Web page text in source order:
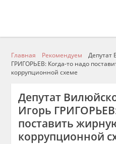
Главная Рекомендуем
Депутат
ГРИГОРЬЕВ: Когда-то надо
коррупционной схеме
Депутат
Игорь
поставить
коррупционной